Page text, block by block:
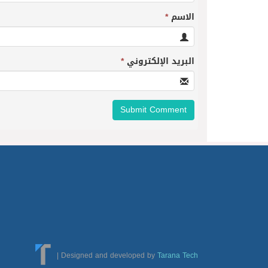
الاسم*
البريد الإلكتروني*
Designed and developed byTarana Tech
|